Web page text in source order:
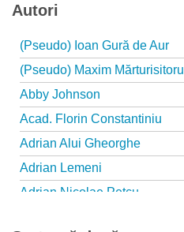
Autori
(Pseudo) Ioan Gură de Aur
(Pseudo) Maxim Mărturisitorul
Abby Johnson
Acad. Florin Constantiniu
Adrian Alui Gheorghe
Adrian Lemeni
Adrian Nicolae Petcu